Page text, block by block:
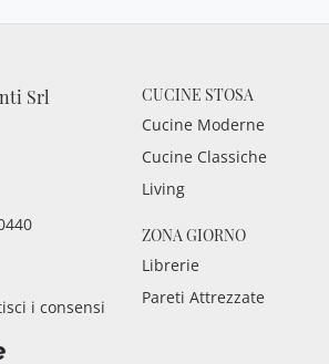
Srl
i consensi
CUCINE STOSA
Cucine Moderne
Cucine Classiche
Living
ZONA GIORNO
Librerie
Pareti Attrezzate